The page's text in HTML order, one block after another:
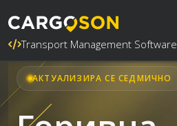
Transport Management Software
АКТУАЛИЗИРА СЕ СЕДМИЧНО